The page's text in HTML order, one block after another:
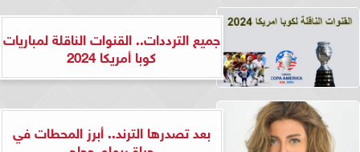
جميع الترددات.. القنوات الناقلة لمباريات
كوبا أمريكا 2024
بعد تصدرها الترند.. أبرز المحطات في